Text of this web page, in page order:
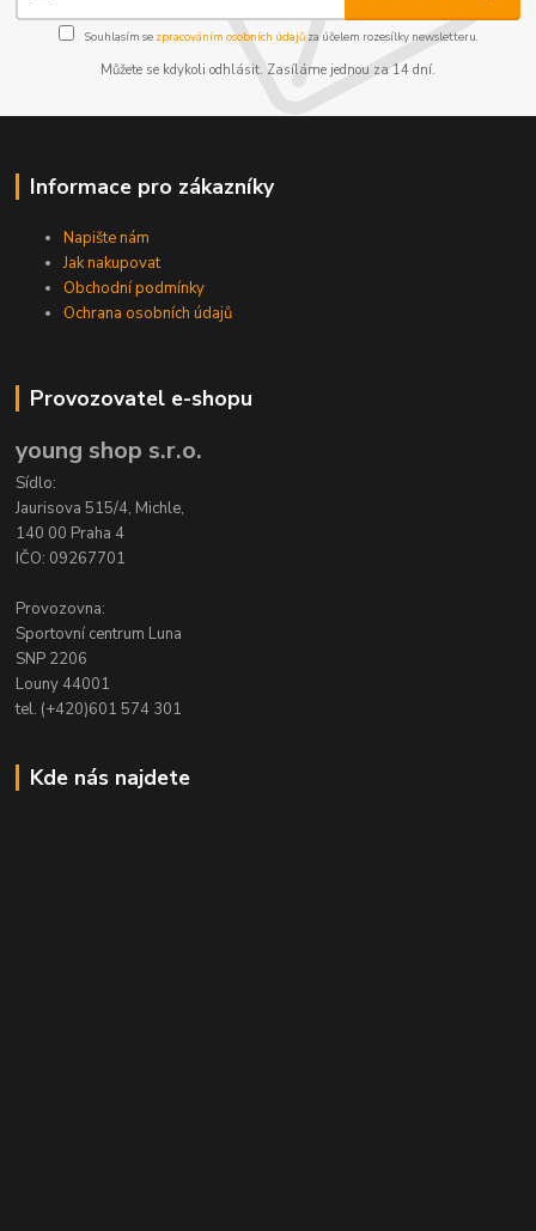
Souhlasím se zpracováním osobních údajůza účelem rozesílky newsletteru.
Můžete se kdykoli odhlásit. Zasíláme jednou za 14 dní.
Informace pro zákazníky
Napište nám
Jak nakupovat
Obchodní podmínky
Ochrana osobních údajů
Provozovatel e-shopu
young shop s.r.o.
Sídlo:
Jaurisova 515/4, Michle,
140 00 Praha 4
IČO: 09267701
Provozovna:
Sportovní centrum Luna
SNP 2206
Louny 44001
tel. (+420)601 574 301
Kde nás najdete